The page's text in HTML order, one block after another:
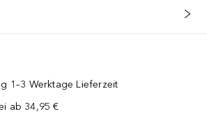
1–3 Werktage Lieferzeit
ab 34,95 €